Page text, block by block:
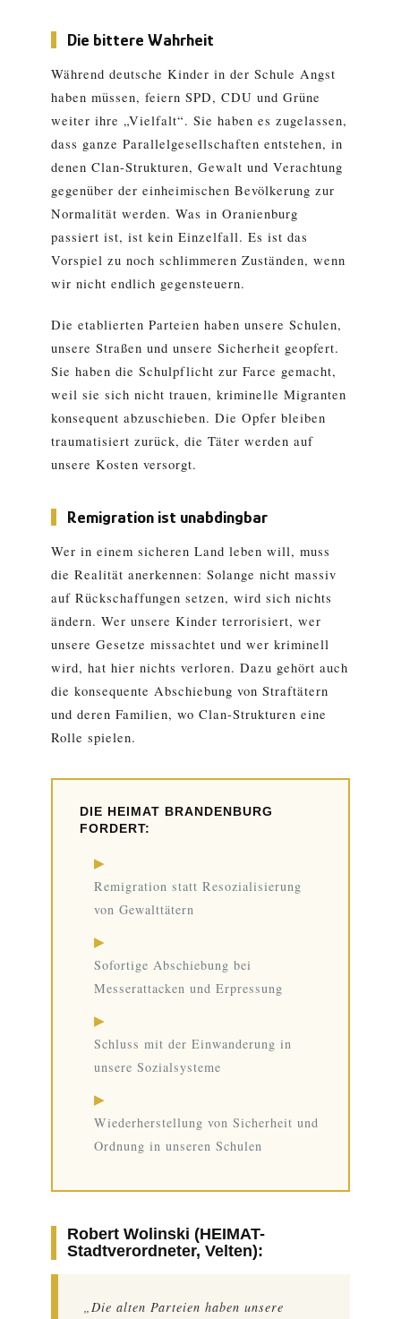
Die bittere Wahrheit
Während deutsche Kinder in der Schule Angst
haben müssen, feiern SPD, CDU und Grüne
weiter ihre „Vielfalt“. Sie haben es zugelassen,
dass ganze Parallelgesellschaften entstehen, in
denen Clan-Strukturen, Gewalt und Verachtung
gegenüber der einheimischen Bevölkerung zur
Normalität werden. Was in Oranienburg
passiert ist, ist kein Einzelfall. Es ist das
Vorspiel zu noch schlimmeren Zuständen, wenn
wir nicht endlich gegensteuern.
Die etablierten Parteien haben unsere Schulen,
unsere Straßen und unsere Sicherheit geopfert.
Sie haben die Schulpflicht zur Farce gemacht,
weil sie sich nicht trauen, kriminelle Migranten
konsequent abzuschieben. Die Opfer bleiben
traumatisiert zurück, die Täter werden auf
unsere Kosten versorgt.
Remigration ist unabdingbar
Wer in einem sicheren Land leben will, muss
die Realität anerkennen: Solange nicht massiv
auf Rückschaffungen setzen, wird sich nichts
ändern. Wer unsere Kinder terrorisiert, wer
unsere Gesetze missachtet und wer kriminell
wird, hat hier nichts verloren. Dazu gehört auch
die konsequente Abschiebung von Straftätern
und deren Familien, wo Clan-Strukturen eine
Rolle spielen.
DIE HEIMAT BRANDENBURG
FORDERT:
▶
Remigration statt Resozialisierung
von Gewalttätern
▶
Sofortige Abschiebung bei
Messerattacken und Erpressung
▶
Schluss mit der Einwanderung in
unsere Sozialsysteme
▶
Wiederherstellung von Sicherheit und
Ordnung in unseren Schulen
Robert Wolinski (HEIMAT-
Stadtverordneter, Velten):
„Die alten Parteien haben unsere